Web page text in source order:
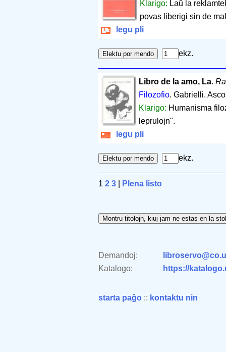
Klarigo: Laŭ la
povas liberigi sin de
legu pli
ekz.
Libro de la amo, La.
Filozofio. Gabrielli.
Klarigo: Humanisma
leprulojn".
legu pli
ekz.
1 2 3 Plena listo
Demandoj:
Katalogo:
https://
starta paĝo :: kontaktu nin